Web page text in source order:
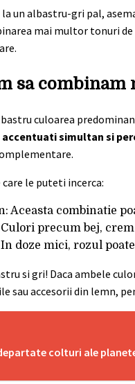
un albastru-gri pal,
mai multor tonuri
sa combinam
culoarea
simultan si
le puteti incerca:
Aceasta combinatie
precum bej,
doze mici, rozul
si gri! Daca ambele
sau accesorii din lemn,
colturi ale